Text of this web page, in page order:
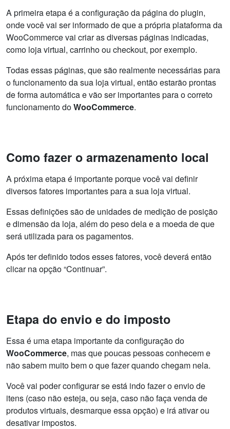
A primeira etapa é a configuração da página do plugin,
onde você vai ser informado de que a própria plataforma da
WooCommerce vai criar as diversas páginas indicadas,
como loja virtual, carrinho ou checkout, por exemplo.
Todas essas páginas, que são realmente necessárias para
o funcionamento da sua loja virtual, então estarão prontas
de forma automática e vão ser importantes para o correto
funcionamento doWooCommerce.
Como fazer o armazenamento local
A próxima etapa é importante porque você vai definir
diversos fatores importantes para a sua loja virtual.
Essas definições são de unidades de medição de posição
e dimensão da loja, além do peso dela e a moeda de que
será utilizada para os pagamentos.
Após ter definido todos esses fatores, você deverá então
clicar na opção “Continuar”.
Etapa do envio e do imposto
Essa é uma etapa importante da configuração do
WooCommerce, mas que poucas pessoas conhecem e
não sabem muito bem o que fazer quando chegam nela.
Você vai poder configurar se está indo fazer o envio de
itens (caso não esteja, ou seja, caso não faça venda de
produtos virtuais, desmarque essa opção) e irá ativar ou
desativar impostos.